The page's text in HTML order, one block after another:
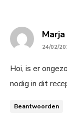
Marja
24/02/
Hoi, is er
nodig in dit
Beantwoorden